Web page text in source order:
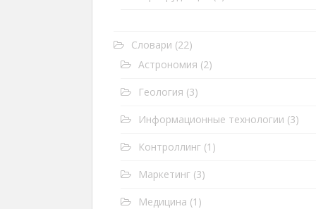
Словари (22)
Астрономия (2)
Геология (3)
Информационные технологии (3)
Контроллинг (1)
Маркетинг (3)
Медицина (1)